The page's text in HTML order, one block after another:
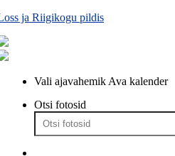
ja Riigikogu pildis
Vali ajavahemik Ava kalender
Otsi fotosid